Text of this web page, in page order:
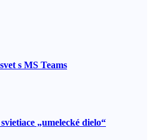
s MS Teams
„umelecké dielo“